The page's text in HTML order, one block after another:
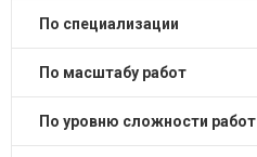
по специализации
по масштабу работ
по уровню сложности работ